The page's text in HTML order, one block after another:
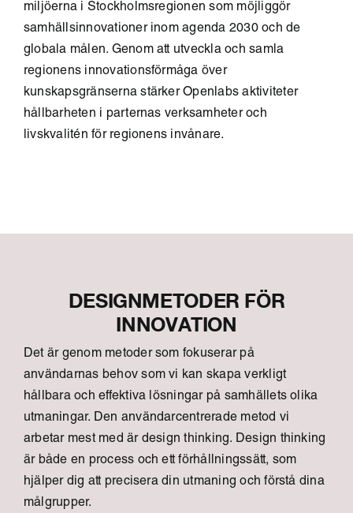
miljöerna i Stockholmsregionen som möjliggör
samhällsinnovationer inom agenda 2030 och de
globala målen. Genom att utveckla och samla
regionens innovationsförmåga över
kunskapsgränserna stärker Openlabs aktiviteter
hållbarheten i parternas verksamheter och
livskvalitén för regionens invånare.
DESIGNMETODER FÖR
INNOVATION
Det är genom metoder som fokuserar på
användarnas behov som vi kan skapa verkligt
hållbara och effektiva lösningar på samhällets olika
utmaningar. Den användarcentrerade metod vi
arbetar mest med är design thinking. Design thinking
är både en process och ett förhållningssätt, som
hjälper dig att precisera din utmaning och förstå dina
målgrupper.